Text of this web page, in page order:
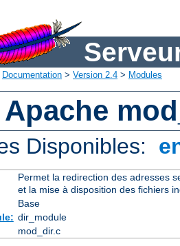
Documentation > Version 2.4 > Modules
Disponibles:
Permet la redirection des adresses
et la mise à disposition des fichiers
Base
dir_module
mod_dir.c